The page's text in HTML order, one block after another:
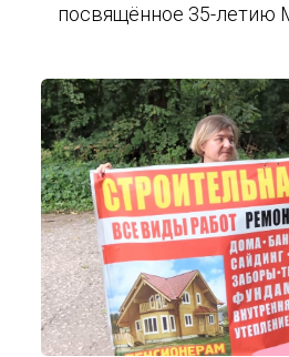
посвящённое 35-летию